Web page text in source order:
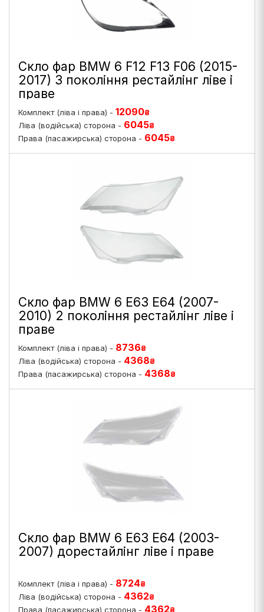
Скло фар BMW 6 F12 F13 F06 (2015-
2017) 3 покоління рестайлінг ліве і
праве
Комплект (ліва і права) - 12090₴
Ліва (водійська) сторона - 6045₴
Права (пасажирська) сторона - 6045₴
Скло фар BMW 6 E63 E64 (2007-
2010) 2 покоління рестайлінг ліве і
праве
Комплект (ліва і права) - 8736₴
Ліва (водійська) сторона - 4368₴
Права (пасажирська) сторона - 4368₴
Скло фар BMW 6 E63 E64 (2003-
2007) дорестайлінг ліве і праве
Комплект (ліва і права) - 8724₴
Ліва (водійська) сторона - 4362₴
Права (пасажирська) сторона - 4362₴